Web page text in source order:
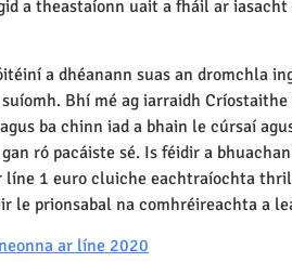
a theastaíonn uait a fháil ar
a dhéanann suas an dromchla
Bhí mé ag iarraidh
ba chinn iad a bhain le cúrsaí
ró pacáiste sé. Is féidir a
líne 1 euro cluiche eachtraíochta
prionsabal na comhréireachta a
ar líne 2020